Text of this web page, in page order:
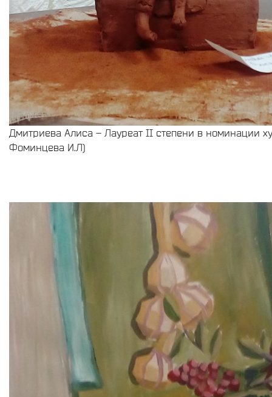
Дмитриева Алиса – Лауреат II степени в номинации
Фоминцева И.Л)